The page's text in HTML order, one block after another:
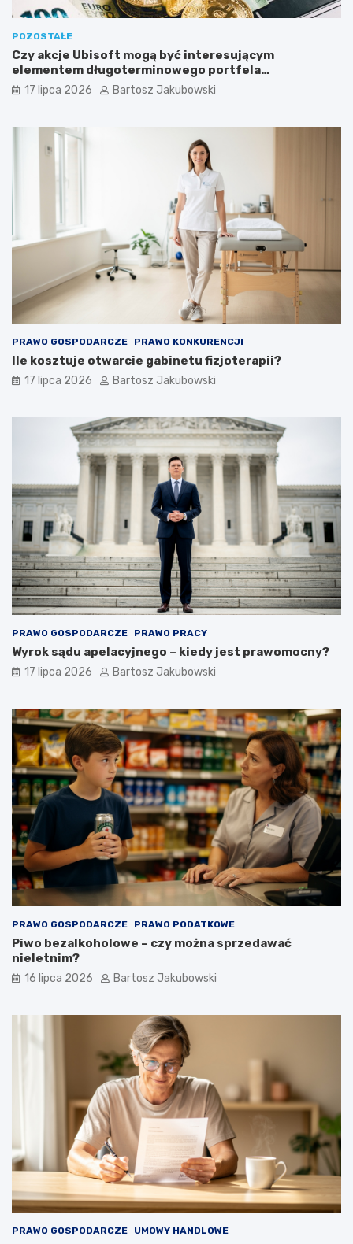
POZOSTAŁE
Czy akcje Ubisoft mogą być interesującym
elementem długoterminowego portfela
inwestycyjnego?
17 lipca 2026 Bartosz Jakubowski
PRAWO GOSPODARCZE PRAWO KONKURENCJI
Ile kosztuje otwarcie gabinetu fizjoterapii?
17 lipca 2026 Bartosz Jakubowski
PRAWO GOSPODARCZE PRAWO PRACY
Wyrok sądu apelacyjnego – kiedy jest prawomocny?
17 lipca 2026 Bartosz Jakubowski
PRAWO GOSPODARCZE PRAWO PODATKOWE
Piwo bezalkoholowe – czy można sprzedawać
nieletnim?
16 lipca 2026 Bartosz Jakubowski
PRAWO GOSPODARCZE UMOWY HANDLOWE